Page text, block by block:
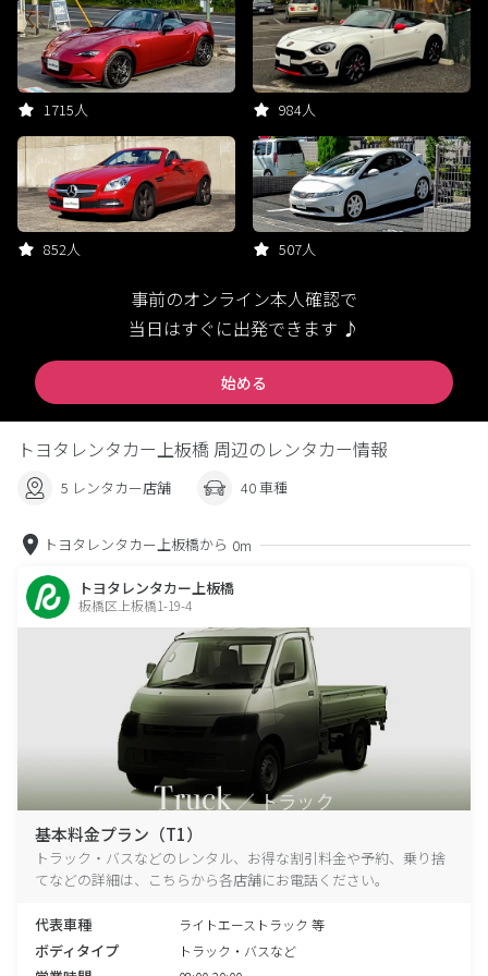
1715人 984人
852人 507人
事前のオンライン本人確認で
当日はすぐに出発できます ♪
始める
トヨタレンタカー上板橋 周辺のレンタカー情報
5 レンタカー店舗 40 車種
トヨタレンタカー上板橋から 0m
トヨタレンタカー上板橋
板橋区上板橋1-19-4
基本料金プラン（T1）
トラック・バスなどのレンタル、お得な割引料金や予約、乗り捨
てなどの詳細は、こちらから各店舗にお電話ください。
代表車種 ライトエーストラック 等
ボディタイプ トラック・バスなど